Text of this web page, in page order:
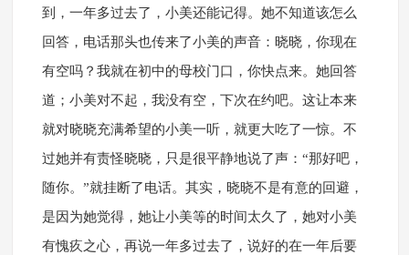
到，一年多过去了，小美还能记得。她不知道该怎么
回答，电话那头也传来了小美的声音：晓晓，你现在
有空吗？我就在初中的母校门口，你快点来。她回答
道；小美对不起，我没有空，下次在约吧。这让本来
就对晓晓充满希望的小美一听，就更大吃了一惊。不
过她并有责怪晓晓，只是很平静地说了声：“那好吧，
随你。”就挂断了电话。其实，晓晓不是有意的回避，
是因为她觉得，她让小美等的时间太久了，她对小美
有愧疚之心，再说一年多过去了，说好的在一年后要